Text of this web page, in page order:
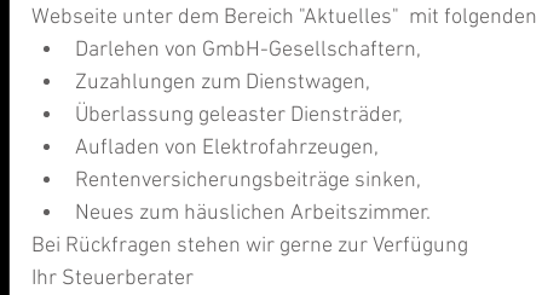
Webseite unter dem Bereich "Aktuelles"  mit
Darlehen von GmbH-Gesellschaftern,
Zuzahlungen zum Dienstwagen,
Überlassung geleaster Diensträder,
Aufladen von Elektrofahrzeugen,
Rentenversicherungsbeiträge sinken,
Neues zum häuslichen Arbeitszimmer.
Bei Rückfragen stehen wir gerne zur Verfügung
Ihr Steuerberater